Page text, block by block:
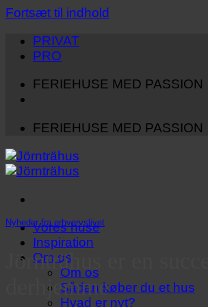
Fortsæt til indhold
PRIVAT
PRO
FERIEHUSE MED PASSION
FERIEHUSE MED PASSION
Vores huse
Inspiration
Om os
Om os
Sådan køber du et hus
Hvad er nyt?
Nyheder fra erhvervslivet
Jörnträhus er en succes
derhjemme